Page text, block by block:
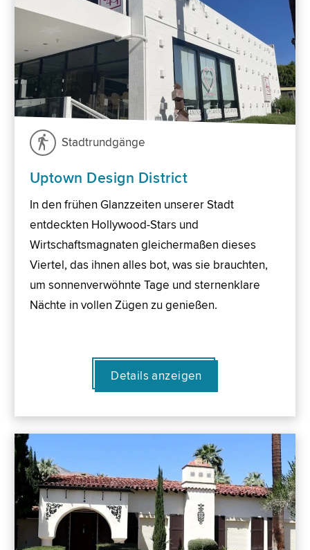
Stadtrundgänge
Uptown Design District
In den frühen Glanzzeiten unserer Stadt
entdeckten Hollywood-Stars und
Wirtschaftsmagnaten gleichermaßen dieses
Viertel, das ihnen alles bot, was sie brauchten,
um sonnenverwöhnte Tage und sternenklare
Nächte in vollen Zügen zu genießen.
Details anzeigen